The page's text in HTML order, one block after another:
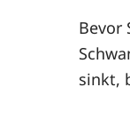
Bevor
sinkt,